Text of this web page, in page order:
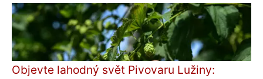
Objevte lahodný svět Pivovaru Lužiny: